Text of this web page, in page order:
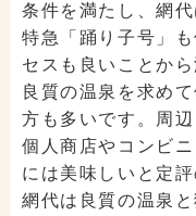
条件を満たし、網
特急「踊り子号」
セスも良いことか
良質の温泉を求め
方も多いです。周
個人商店やコンビ
には美味しいと定
網代は良質の温泉